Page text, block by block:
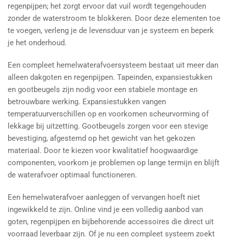
regenpijpen; het zorgt ervoor dat vuil wordt tegengehouden
zonder de waterstroom te blokkeren. Door deze elementen toe
te voegen, verleng je de levensduur van je systeem en beperk
je het onderhoud.
Een compleet hemelwaterafvoersysteem bestaat uit meer dan
alleen dakgoten en regenpijpen. Tapeinden, expansiestukken
en gootbeugels zijn nodig voor een stabiele montage en
betrouwbare werking. Expansiestukken vangen
temperatuurverschillen op en voorkomen scheurvorming of
lekkage bij uitzetting. Gootbeugels zorgen voor een stevige
bevestiging, afgestemd op het gewicht van het gekozen
materiaal. Door te kiezen voor kwalitatief hoogwaardige
componenten, voorkom je problemen op lange termijn en blijft
de waterafvoer optimaal functioneren.
Een hemelwaterafvoer aanleggen of vervangen hoeft niet
ingewikkeld te zijn. Online vind je een volledig aanbod van
goten, regenpijpen en bijbehorende accessoires die direct uit
voorraad leverbaar zijn. Of je nu een compleet systeem zoekt